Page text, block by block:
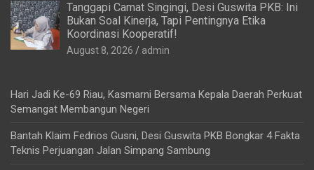
Tanggapi Camat Singingi, Desi Guswita PKB: Ini
Bukan Soal Kinerja, Tapi Pentingnya Etika
Koordinasi Kooperatif!
August 8, 2026 admin
Hari Jadi Ke-69 Riau, Kasmarni Bersama Kepala Daerah Perkuat
Semangat Membangun Negeri
Bantah Klaim Fedrios Gusni, Desi Guswita PKB Bongkar 4 Fakta
Teknis Perjuangan Jalan Simpang Sambung